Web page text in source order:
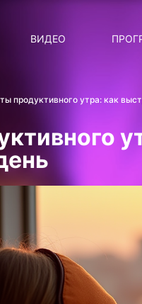
ВИДЕО
продуктивного утра: как